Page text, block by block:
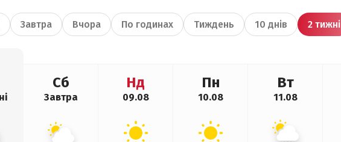
Завтра Вчора По годинах Тиждень 10 днів 2 тижні
Сб
Завтра
Нд
09.08
Пн
10.08
Вт
11.08